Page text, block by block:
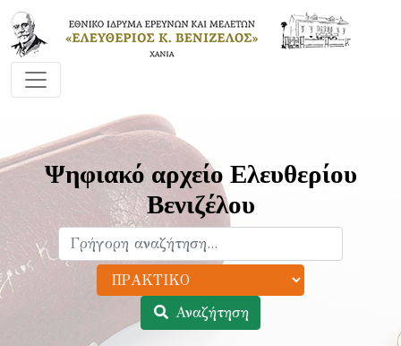
Ψηφιακό αρχείο Ελευθερίου
Βενιζέλου
Αναζήτηση